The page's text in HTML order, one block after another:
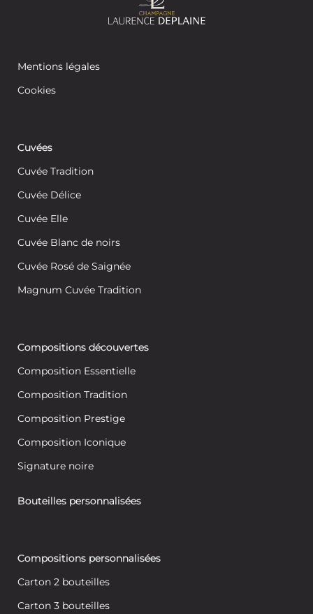
Mentions légales
Cookies
Cuvées
Cuvée Tradition
Cuvée Délice
Cuvée Elle
Cuvée Blanc de noirs
Cuvée Rosé de Saignée
Magnum Cuvée Tradition
Compositions découvertes
Composition Essentielle
Composition Tradition
Composition Prestige
Composition Iconique
Signature noire
Bouteilles personnalisées
Compositions personnalisées
Carton 2 bouteilles
Carton 3 bouteilles